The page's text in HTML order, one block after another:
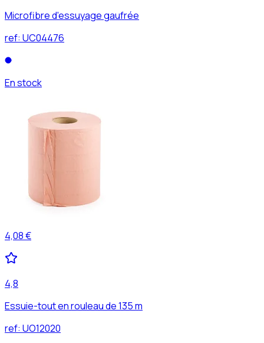
Microfibre d'essuyage gaufrée
ref: UC04476
En stock
4,08 €
4,8
Essuie-tout en rouleau de 135 m
ref: UO12020